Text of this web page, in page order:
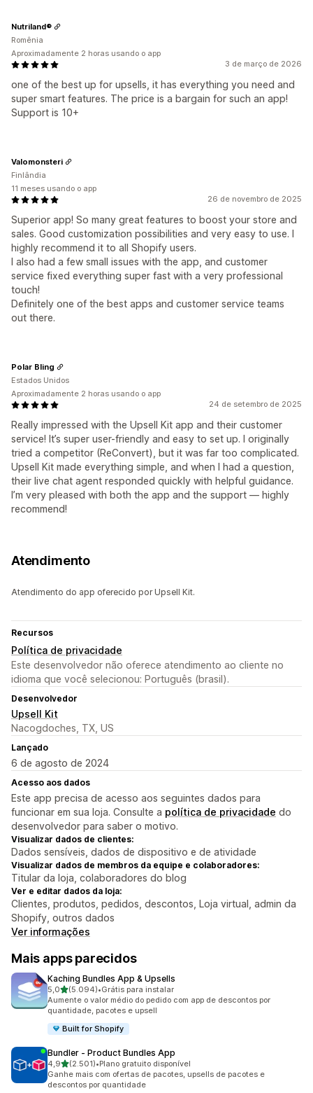
3 de março de 2026
one of the best up for upsells, it has everything you need and
super smart features. The price is a bargain for such an app!
Support is 10+
Nutriland®
Romênia
Aproximadamente 2 horas usando o app
26 de novembro de 2025
Superior app! So many great features to boost your store and
sales. Good customization possibilities and very easy to use. I
highly recommend it to all Shopify users.
I also had a few small issues with the app, and customer
service fixed everything super fast with a very professional
touch!
Definitely one of the best apps and customer service teams
out there.
Valomonsteri
Finlândia
11 meses usando o app
24 de setembro de 2025
Really impressed with the Upsell Kit app and their customer
service! It’s super user-friendly and easy to set up. I originally
tried a competitor (ReConvert), but it was far too complicated.
Upsell Kit made everything simple, and when I had a question,
their live chat agent responded quickly with helpful guidance.
I’m very pleased with both the app and the support — highly
recommend!
Polar Bling
Estados Unidos
Aproximadamente 2 horas usando o app
Atendimento
Atendimento do app oferecido por Upsell Kit.
Recursos
Política de privacidade
Este desenvolvedor não oferece atendimento ao cliente no
idioma que você selecionou: Português (brasil).
Desenvolvedor
Upsell Kit
Nacogdoches, TX, US
Lançado
6 de agosto de 2024
Acesso aos dados
Este app precisa de acesso aos seguintes dados para
funcionar em sua loja. Consulte a política de privacidade do
desenvolvedor para saber o motivo.
Visualizar dados de clientes:
Dados sensíveis, dados de dispositivo e de atividade
Visualizar dados de membros da equipe e colaboradores:
Titular da loja, colaboradores do blog
Ver e editar dados da loja:
Clientes, produtos, pedidos, descontos, Loja virtual, admin da
Shopify, outros dados
Ver informações
Mais apps parecidos
Kaching Bundles App & Upsells
5,0de 5 estrelas
(5.094)
5094 avaliações ao todo
•Grátis para instalar
Aumente o valor médio do pedido com app de descontos por
quantidade, pacotes e upsell
Built for Shopify
Bundler ‑ Product Bundles App
4,9de 5 estrelas
(2.501)
2501 avaliações ao todo
•Plano gratuito disponível
Ganhe mais com ofertas de pacotes, upsells de pacotes e
descontos por quantidade